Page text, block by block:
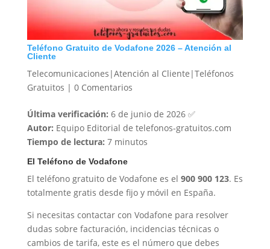
Teléfono Gratuito de Vodafone 2026 – Atención al
Cliente
Telecomunicaciones|Atención al Cliente|Teléfonos
Gratuitos | 0 Comentarios
Última verificación: 6 de junio de 2026 ✅
Autor: Equipo Editorial de telefonos-gratuitos.com
Tiempo de lectura: 7 minutos
El Teléfono de Vodafone
El teléfono gratuito de Vodafone es el 900 900 123. Es
totalmente gratis desde fijo y móvil en España.
Si necesitas contactar con Vodafone para resolver
dudas sobre facturación, incidencias técnicas o
cambios de tarifa, este es el número que debes